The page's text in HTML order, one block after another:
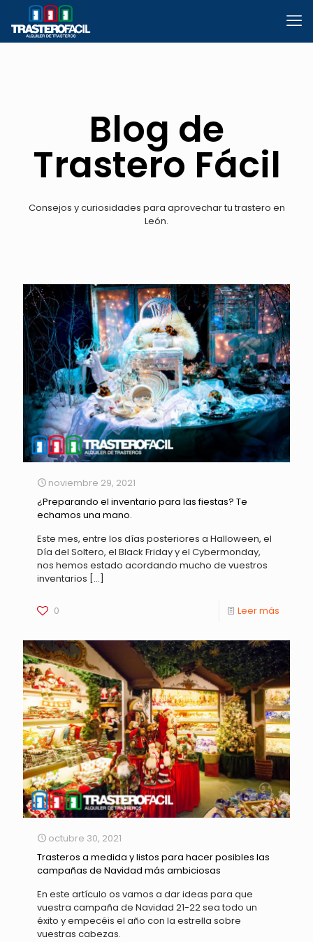
Blog de
Trastero Fácil
Consejos y curiosidades para aprovechar tu trastero en
León.
noviembre 29, 2021
¿Preparando el inventario para las fiestas? Te
echamos una mano.
Este mes, entre los días posteriores a Halloween, el
Día del Soltero, el Black Friday y el Cybermonday,
nos hemos estado acordando mucho de vuestros
inventarios […]
0 Leer más
octubre 30, 2021
Trasteros a medida y listos para hacer posibles las
campañas de Navidad más ambiciosas
En este artículo os vamos a dar ideas para que
vuestra campaña de Navidad 21-22 sea todo un
éxito y empecéis el año con la estrella sobre
vuestras cabezas.